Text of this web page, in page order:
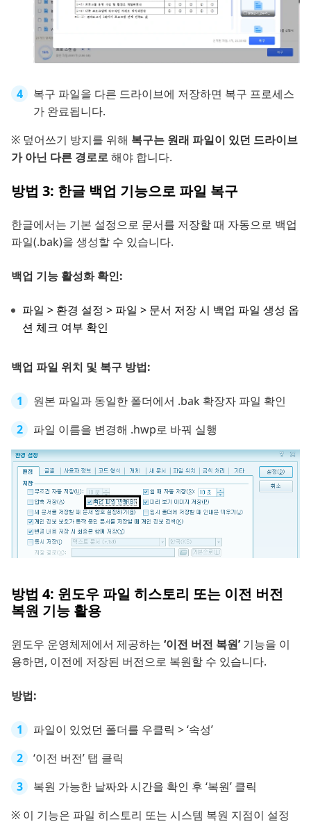
복구 파일을 다른 드라이브에 저장하면 복구 프로세스
가 완료됩니다.
※ 덮어쓰기 방지를 위해 복구는 원래 파일이 있던 드라이브
가 아닌 다른 경로로해야 합니다.
방법 3: 한글 백업 기능으로 파일 복구
한글에서는 기본 설정으로 문서를 저장할 때 자동으로 백업
파일(.bak)을 생성할 수 있습니다.
백업 기능 활성화 확인:
파일 > 환경 설정 > 파일 > 문서 저장 시 백업 파일 생성 옵
션 체크 여부 확인
백업 파일 위치 및 복구 방법:
원본 파일과 동일한 폴더에서 .bak 확장자 파일 확인
파일 이름을 변경해 .hwp로 바꿔 실행
방법 4: 윈도우 파일 히스토리 또는 이전 버전
복원 기능 활용
윈도우 운영체제에서 제공하는 ‘이전 버전 복원’기능을 이
용하면, 이전에 저장된 버전으로 복원할 수 있습니다.
방법:
파일이 있었던 폴더를 우클릭 > ‘속성’
‘이전 버전’ 탭 클릭
복원 가능한 날짜와 시간을 확인 후 ‘복원’ 클릭
※ 이 기능은 파일 히스토리 또는 시스템 복원 지점이 설정